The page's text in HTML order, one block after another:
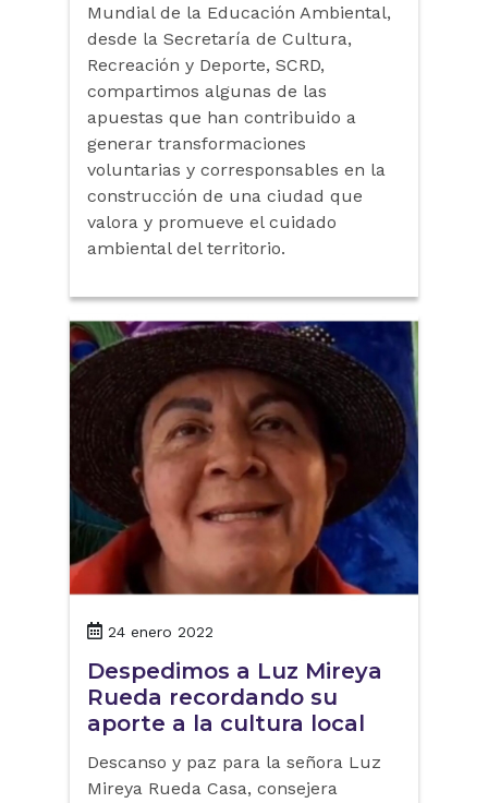
Mundial de la Educación Ambiental,
desde la Secretaría de Cultura,
Recreación y Deporte, SCRD,
compartimos algunas de las
apuestas que han contribuido a
generar transformaciones
voluntarias y corresponsables en la
construcción de una ciudad que
valora y promueve el cuidado
ambiental del territorio.
24 enero 2022
Despedimos a Luz Mireya
Rueda recordando su
aporte a la cultura local
Descanso y paz para la señora Luz
Mireya Rueda Casa, consejera